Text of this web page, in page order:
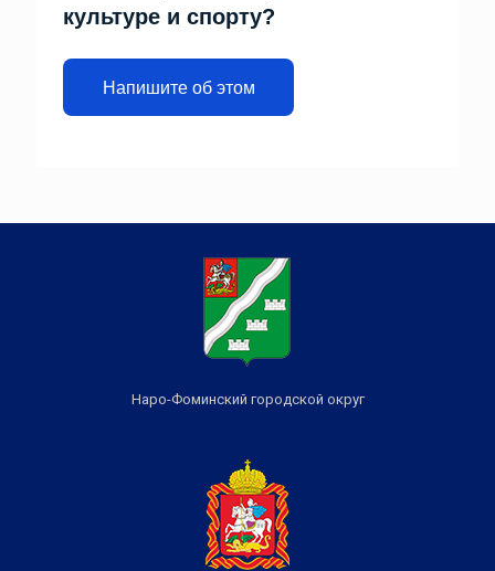
культуре и спорту?
Напишите об этом
Наро-Фоминский городской округ